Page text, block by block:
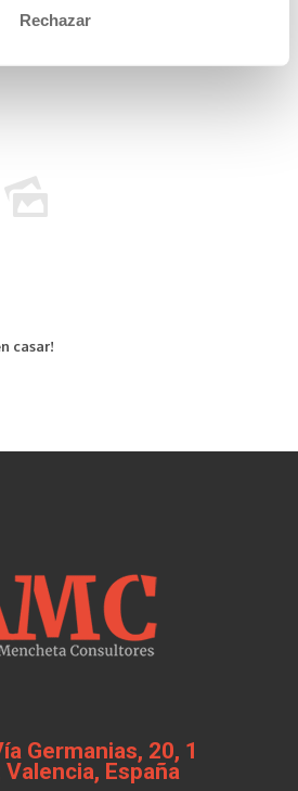
Rechazar
casar!
Germanias, 20, 1
España